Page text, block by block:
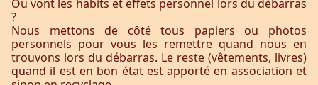
Ou vont les habits et effets personnel lors du débarras
?
Nous mettons de côté tous papiers ou photos
personnels pour vous les remettre quand nous en
trouvons lors du débarras. Le reste (vêtements, livres)
quand il est en bon état est apporté en association et